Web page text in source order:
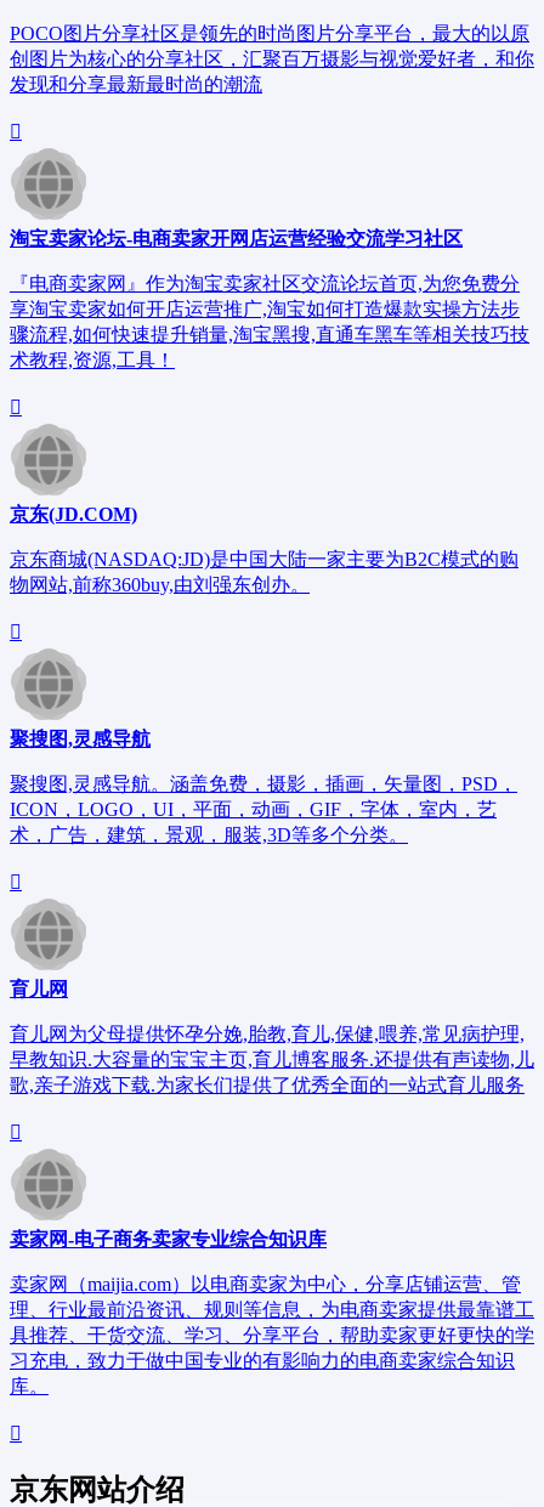
POCO图片分享社区是领先的时尚图片分享平台，最大的以原
创图片为核心的分享社区，汇聚百万摄影与视觉爱好者，和你
发现和分享最新最时尚的潮流
淘宝卖家论坛-电商卖家开网店运营经验交流学习社区
『电商卖家网』作为淘宝卖家社区交流论坛首页,为您免费分
享淘宝卖家如何开店运营推广,淘宝如何打造爆款实操方法步
骤流程,如何快速提升销量,淘宝黑搜,直通车黑车等相关技巧技
术教程,资源,工具！
京东(JD.COM)
京东商城(NASDAQ:JD)是中国大陆一家主要为B2C模式的购
物网站,前称360buy,由刘强东创办。
聚搜图,灵感导航
聚搜图,灵感导航。涵盖免费，摄影，插画，矢量图，PSD，
ICON，LOGO，UI，平面，动画，GIF，字体，室内，艺
术，广告，建筑，景观，服装,3D等多个分类。
育儿网
育儿网为父母提供怀孕分娩,胎教,育儿,保健,喂养,常见病护理,
早教知识.大容量的宝宝主页,育儿博客服务.还提供有声读物,儿
歌,亲子游戏下载.为家长们提供了优秀全面的一站式育儿服务
卖家网-电子商务卖家专业综合知识库
卖家网（maijia.com）以电商卖家为中心，分享店铺运营、管
理、行业最前沿资讯、规则等信息，为电商卖家提供最靠谱工
具推荐、干货交流、学习、分享平台，帮助卖家更好更快的学
习充电，致力于做中国专业的有影响力的电商卖家综合知识
库。
京东网站介绍